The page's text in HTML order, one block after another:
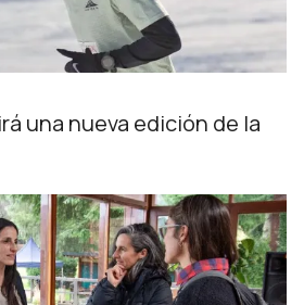
una nueva edición de la